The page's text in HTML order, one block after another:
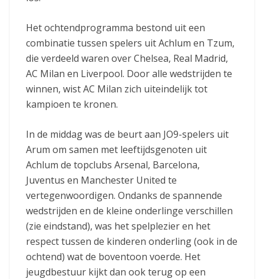
Het ochtendprogramma bestond uit een
combinatie tussen spelers uit Achlum en Tzum,
die verdeeld waren over Chelsea, Real Madrid,
AC Milan en Liverpool. Door alle wedstrijden te
winnen, wist AC Milan zich uiteindelijk tot
kampioen te kronen.
In de middag was de beurt aan JO9-spelers uit
Arum om samen met leeftijdsgenoten uit
Achlum de topclubs Arsenal, Barcelona,
Juventus en Manchester United te
vertegenwoordigen. Ondanks de spannende
wedstrijden en de kleine onderlinge verschillen
(zie eindstand), was het spelplezier en het
respect tussen de kinderen onderling (ook in de
ochtend) wat de boventoon voerde. Het
jeugdbestuur kijkt dan ook terug op een